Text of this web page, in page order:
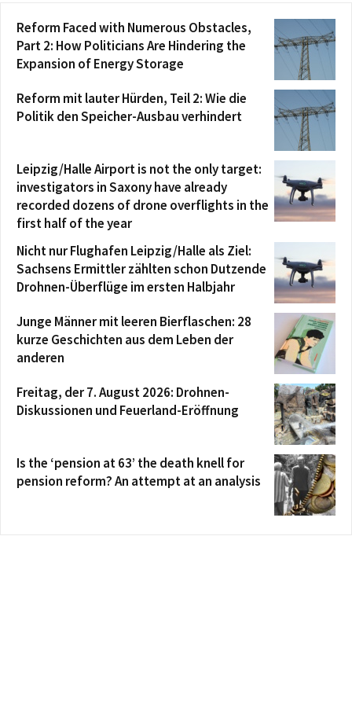
Reform Faced with Numerous Obstacles,
Part 2: How Politicians Are Hindering the
Expansion of Energy Storage
Reform mit lauter Hürden, Teil 2: Wie die
Politik den Speicher-Ausbau verhindert
Leipzig/Halle Airport is not the only target:
investigators in Saxony have already
recorded dozens of drone overflights in the
first half of the year
Nicht nur Flughafen Leipzig/Halle als Ziel:
Sachsens Ermittler zählten schon Dutzende
Drohnen-Überflüge im ersten Halbjahr
Junge Männer mit leeren Bierflaschen: 28
kurze Geschichten aus dem Leben der
anderen
Freitag, der 7. August 2026: Drohnen-
Diskussionen und Feuerland-Eröffnung
Is the ‘pension at 63’ the death knell for
pension reform? An attempt at an analysis